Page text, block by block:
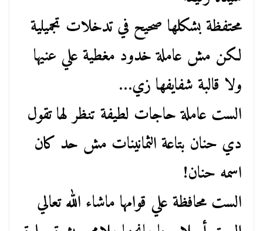
محتفظة بشكلها صحيح في تدخلات تجميلية
لكن مش عاملة خدود مغطية علي عنيها
ولا قالبة شفايفها زي…
الست عاملة حاجات لطيفة تنظر لها تقول
دي حنان بتاعة الثمانينات مش حد كان
اسمه حنان!
الست محافظة علي قوامها ماشاء الله تعالي